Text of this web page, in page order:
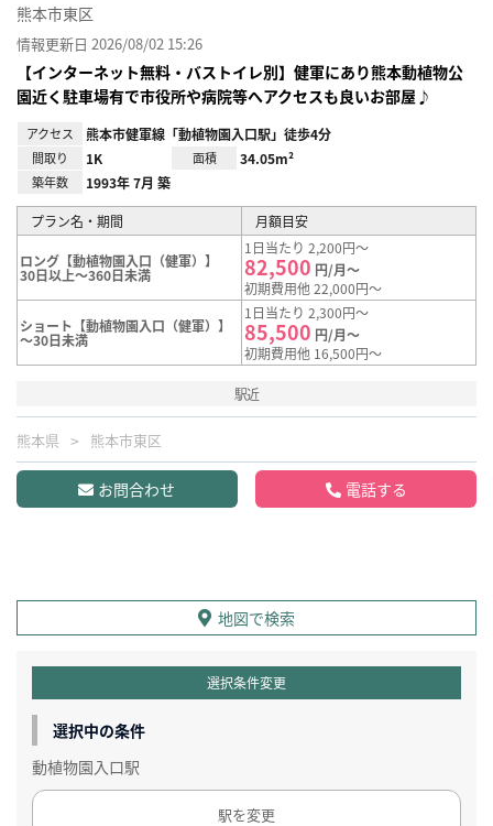
熊本市東区
情報更新日 2026/08/02 15:26
【インターネット無料・バストイレ別】健軍にあり熊本動植物公
園近く駐車場有で市役所や病院等へアクセスも良いお部屋♪
アクセス 熊本市健軍線「動植物園入口駅」徒歩4分
間取り 1K 面積 34.05m²
築年数 1993年 7月 築
プラン名・期間 月額目安
ロング【動植物園入口（健軍）】
30日以上～360日未満
1日当たり 2,200円～
82,500 円/月～
初期費用他 22,000円～
ショート【動植物園入口（健軍）】
～30日未満
1日当たり 2,300円～
85,500 円/月～
初期費用他 16,500円～
駅近
熊本県 熊本市東区
お問合わせ 電話する
地図で検索
選択条件変更
選択中の条件
動植物園入口駅
駅を変更